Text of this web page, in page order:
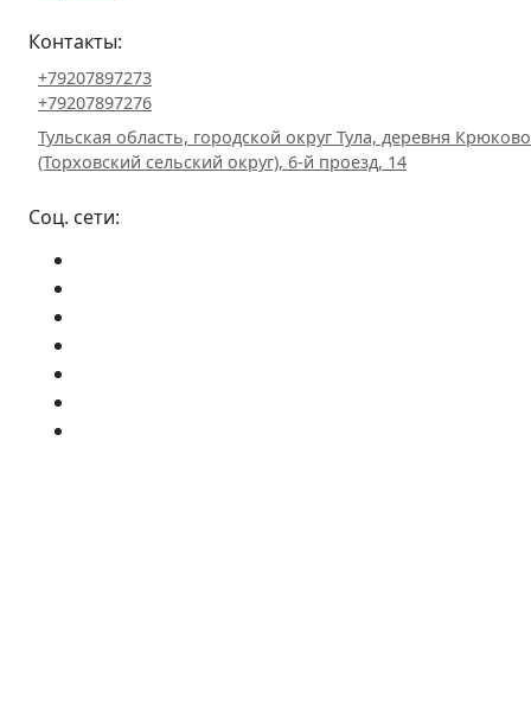
Контакты:
+79207897273
+79207897276
Тульская область, городской округ Тула, деревня Крюково
(Торховский сельский округ), 6-й проезд, 14
Соц. сети: